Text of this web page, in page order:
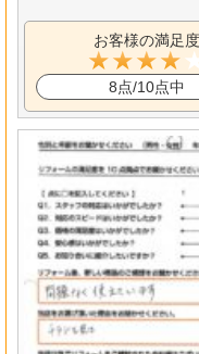
お客様の満足度
8点/10点中